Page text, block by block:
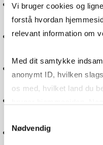
Vi bruger cookies og
forstå hvordan
relevant information om
Med dit samtykke
anonymt ID, hvilken
os med, hvilket land du
markedsføring. Du
Nødvendig
Kommunikation
Bæredygtighed
Regnskab